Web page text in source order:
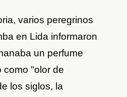
varios peregrinos
en Lida informaron
un perfume
como "olor de
los siglos, la